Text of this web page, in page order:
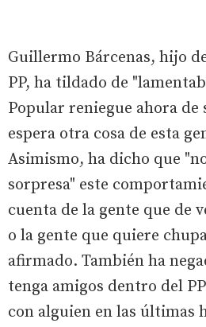
Guillermo Bárcenas, hijo
PP, ha tildado de
Popular reniegue ahora de
espera otra cosa de esta
Asimismo, ha dicho que
sorpresa" este
cuenta de la gente que de
o la gente que quiere
afirmado. También ha
tenga amigos dentro del
con alguien en las últimas